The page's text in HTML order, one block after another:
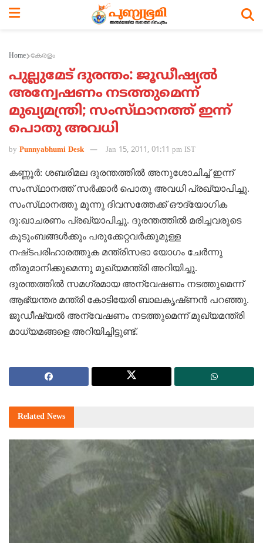
Home കേരളം
പുല്ലുമേട്‌ ദുരന്തം: ജൂഡീഷ്യല്‍
അന്വേഷണം നടത്തുമെന്ന്‌
മുഖ്യമന്ത്രി‌; സംസ്‌ഥാനത്ത്‌ ഇന്ന്‌
പൊതു അവധി
by Punnyabhumi Desk Jan 15, 2011, 01:11 pm IST
കണ്ണൂര്‍: ശബരിമല ദുരന്തത്തില്‍ അനുശോചിച്ച്‌ ഇന്ന്‌
സംസ്‌ഥാനത്ത്‌ സര്‍ക്കാര്‍ പൊതു അവധി പ്രഖ്യാപിച്ചു.
സംസ്‌ഥാനത്തു മൂന്നു ദിവസത്തേക്ക്‌ ഔദ്യോഗിക
ദു:ഖാചരണം പ്രഖ്യാപിച്ചു. ദുരന്തത്തില്‍ മരിച്ചവരുടെ
കുടുംബങ്ങള്‍ക്കും പരുക്കേറ്റവര്‍ക്കുമുള്ള
നഷ്‌ടപരിഹാരത്തുക മന്ത്രിസഭാ യോഗം ചേര്‍ന്നു
തീരുമാനിക്കുമെന്നു മുഖ്യമന്ത്രി അറിയിച്ചു.
ദുരന്തത്തില്‍ സമഗ്രമായ അന്വേഷണം നടത്തുമെന്ന്‌
ആഭ്യന്തര മന്ത്രി കോടിയേരി ബാലകൃഷ്‌ണന്‍ പറഞ്ഞു.
ജൂഡീഷ്യല്‍ അന്വേഷണം നടത്തുമെന്ന്‌ മുഖ്യമന്ത്രി
മാധ്യമങ്ങളെ അറിയിച്ചിട്ടുണ്ട്‌.
Related News